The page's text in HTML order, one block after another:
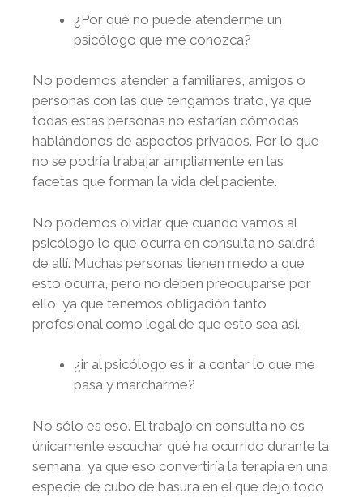
¿Por qué no puede atenderme un
psicólogo que me conozca?
No podemos atender a familiares, amigos o
personas con las que tengamos trato, ya que
todas estas personas no estarían cómodas
hablándonos de aspectos privados. Por lo que
no se podría trabajar ampliamente en las
facetas que forman la vida del paciente.
No podemos olvidar que cuando vamos al
psicólogo lo que ocurra en consulta no saldrá
de allí. Muchas personas tienen miedo a que
esto ocurra, pero no deben preocuparse por
ello, ya que tenemos obligación tanto
profesional como legal de que esto sea así.
¿ir al psicólogo es ir a contar lo que me
pasa y marcharme?
No sólo es eso. El trabajo en consulta no es
únicamente escuchar qué ha ocurrido durante la
semana, ya que eso convertiría la terapia en una
especie de cubo de basura en el que dejo todo